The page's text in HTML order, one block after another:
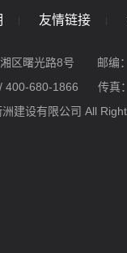
友情链接
区曙光路8号
邮编
400-680-1866
传真
建设有限公司 All